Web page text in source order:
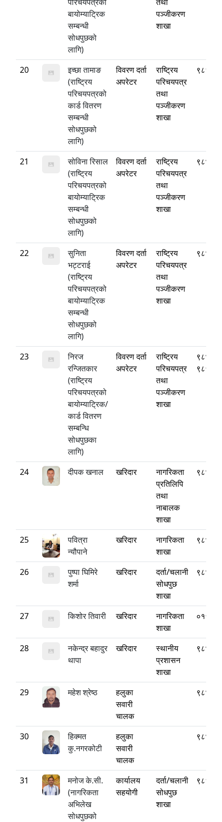
बायोम्याट्रिक
सम्बन्धी
सोधपुछको
लागि)
पञ्जीकरण
शाखा
20
इच्छा तामाङ
(राष्ट्रिय
परिचयपत्रको
कार्ड वितरण
सम्बन्धी
सोधपुछको
लागि)
विवरण दर्ता
अपरेटर
राष्ट्रिय
परिचयपत्र
तथा
पञ्जीकरण
शाखा
21
सोविना रिसाल
(राष्ट्रिय
परिचयपत्रको
बायोम्याट्रिक
सम्बन्धी
सोधपुछको
लागि)
विवरण दर्ता
अपरेटर
राष्ट्रिय
परिचयपत्र
तथा
पञ्जीकरण
शाखा
22
सुनिता
भट्टराई
(राष्ट्रिय
परिचयपत्रको
बायोम्याट्रिक
सम्बन्धी
सोधपुछको
लागि)
विवरण दर्ता
अपरेटर
राष्ट्रिय
परिचयपत्र
तथा
पञ्जीकरण
शाखा
23
निरज
रन्जितकार
(राष्ट्रिय
परिचयपत्रको
बायोम्याट्रिक/
कार्ड वितरण
सम्बन्धि
सोधपुछका
लागि)
विवरण दर्ता
अपरेटर
राष्ट्रिय
परिचयपत्र
तथा
पञ्जीकरण
शाखा
24 दीपक खनाल खरिदार
नागरिकता
प्रतिलिपि
तथा
नाबालक
शाखा
25
पवित्रा
न्यौपाने
खरिदार
नागरिकता
शाखा
26
पुष्पा घिमिरे
शर्मा
खरिदार
दर्ता/चलानी
सोधपुछ
शाखा
27 किशोर तिवारी खरिदार
नागरिकता
शाखा
28
नकेन्द्र बहादुर
थापा
खरिदार
स्थानीय
प्रशासन
शाखा
29 महेश श्रेष्ठ
हलुका
सवारी
चालक
30
हिक्मत
कु.नगरकोटी
हलुका
सवारी
चालक
31
मनोज के.सी.
(नागरिकता
अभिलेख
सोधपुछको
कार्यालय
सहयोगी
दर्ता/चलानी
सोधपुछ
शाखा